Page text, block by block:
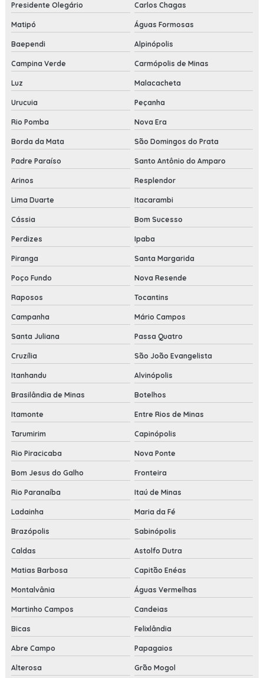
Presidente Olegário Carlos Chagas
Matipó Águas Formosas
Baependi Alpinópolis
Campina Verde Carmópolis de Minas
Luz Malacacheta
Urucuia Peçanha
Rio Pomba Nova Era
Borda da Mata São Domingos do Prata
Padre Paraíso Santo Antônio do Amparo
Arinos Resplendor
Lima Duarte Itacarambi
Cássia Bom Sucesso
Perdizes Ipaba
Piranga Santa Margarida
Poço Fundo Nova Resende
Raposos Tocantins
Campanha Mário Campos
Santa Juliana Passa Quatro
Cruzília São João Evangelista
Itanhandu Alvinópolis
Brasilândia de Minas Botelhos
Itamonte Entre Rios de Minas
Tarumirim Capinópolis
Rio Piracicaba Nova Ponte
Bom Jesus do Galho Fronteira
Rio Paranaíba Itaú de Minas
Ladainha Maria da Fé
Brazópolis Sabinópolis
Caldas Astolfo Dutra
Matias Barbosa Capitão Enéas
Montalvânia Águas Vermelhas
Martinho Campos Candeias
Bicas Felixlândia
Abre Campo Papagaios
Alterosa Grão Mogol